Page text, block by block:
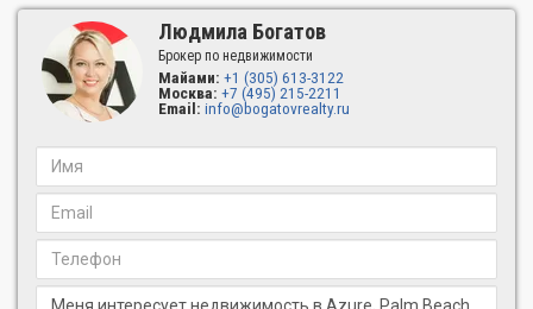
Людмила Богатов
Брокер по недвижимости
Майами: +1 (305) 613-3122
Москва: +7 (495) 215-2211
Email: info@bogatovrealty.ru